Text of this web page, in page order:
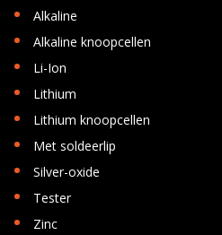
• Alkaline
• Alkaline knoopcellen
• Li-Ion
• Lithium
• Lithium knoopcellen
• Met soldeerlip
• Silver-oxide
• Tester
• Zinc